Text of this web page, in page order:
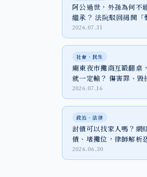
阿公過世，外孫為何不
繼承？ 法院駁回揭開「
關鍵
2026.07.31
社會‧民生
廟東夜市攤商互毆翻桌
就一定輸？ 傷害罪、毀
防衛一次看
2026.07.16
政治‧法律
討債可以找家人嗎？網
債、堵攤位，律師解析
外洩風險
2026.06.30